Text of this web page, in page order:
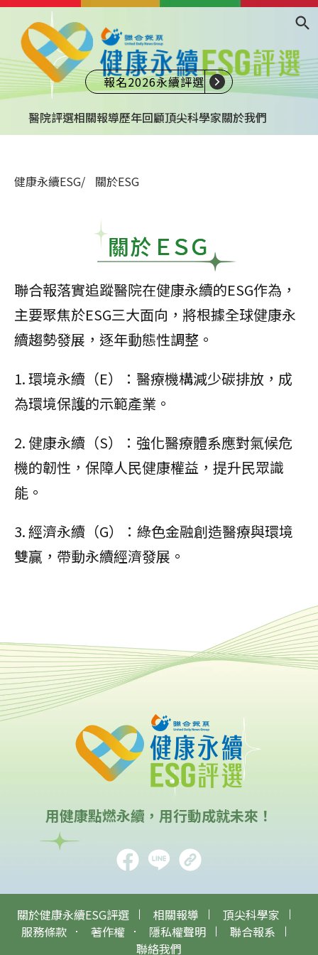
醫院評選相關報導歷年回顧頂尖科學家關於我們
報名2026永續評選
健康永續ESG 關於ESG
聯合報落實追蹤醫院在健康永續的ESG作為，
主要聚焦於ESG三大面向，將根據全球健康永
續趨勢發展，逐年動態性調整。
1. 環境永續（E）：醫療機構減少碳排放，成
為環境保護的示範產業。
2. 健康永續（S）：強化醫療體系應對氣候危
機的韌性，保障人民健康權益，提升民眾識
能。
3. 經濟永續（G）：綠色金融創造醫療與環境
雙贏，帶動永續經濟發展。
用健康點燃永續，用行動成就未來！
關於健康永續ESG評選 相關報導
頂尖科學家
服務條款
著作權 隱私權聲明
聯合報系
聯絡我們